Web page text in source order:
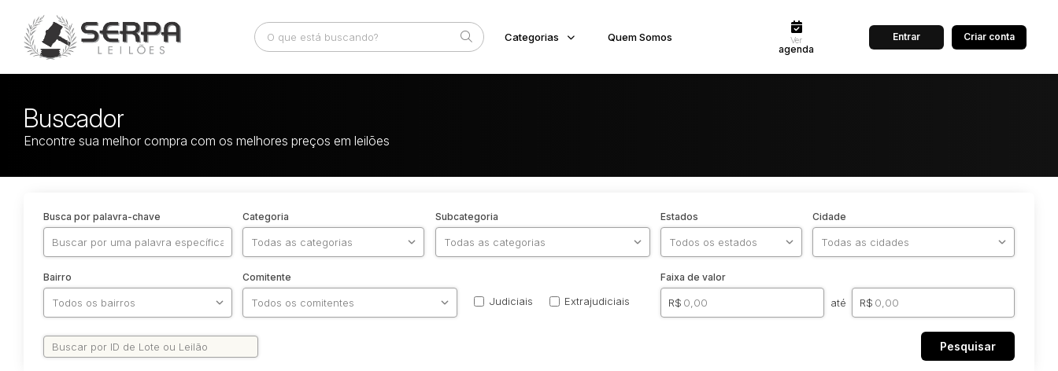
Categorias
Ponto Comercial
Veículos
Carro
Quem Somos Ver
agenda
Entrar Criar conta
Buscador
Encontre sua melhor compra com os melhores preços em leilões
Busca por palavra-chave Categoria Subcategoria Estados Cidade
Bairro Comitente
Judiciais Extrajudiciais
Faixa de valor
R$ até R$
Pesquisar